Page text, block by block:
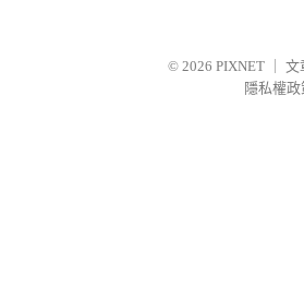
© 2026 PIXNET
文
隱私權政